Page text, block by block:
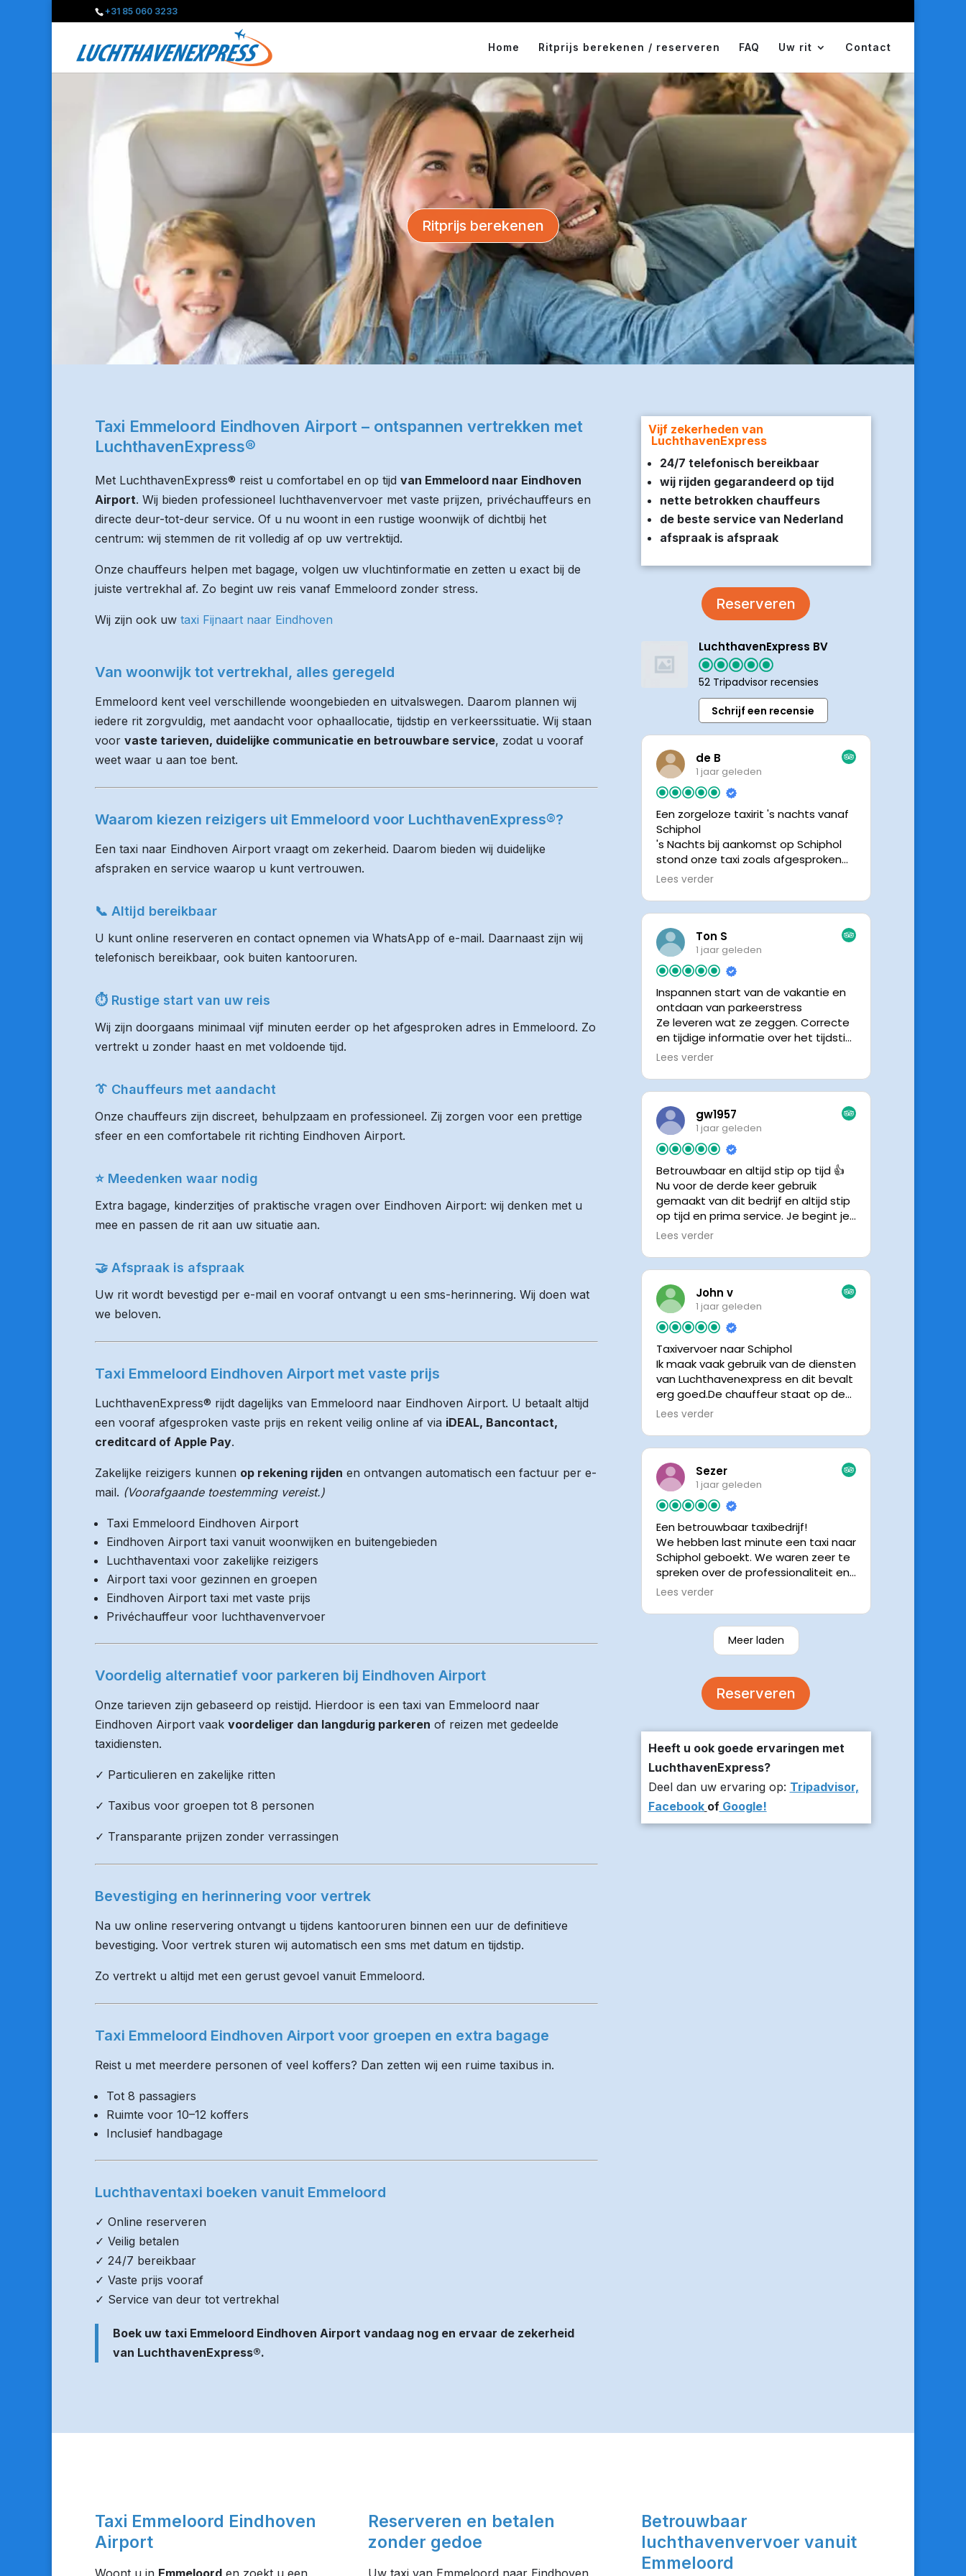
+31 85 060 3233
Home Ritprijs berekenen / reserveren FAQ Uw rit Contact
Ritprijs berekenen
Taxi Emmeloord Eindhoven Airport – ontspannen vertrekken met
LuchthavenExpress®
Met LuchthavenExpress® reist u comfortabel en op tijd van Emmeloord naar Eindhoven
Airport. Wij bieden professioneel luchthavenvervoer met vaste prijzen, privéchauffeurs en
directe deur-tot-deur service. Of u nu woont in een rustige woonwijk of dichtbij het
centrum: wij stemmen de rit volledig af op uw vertrektijd.
Onze chauffeurs helpen met bagage, volgen uw vluchtinformatie en zetten u exact bij de
juiste vertrekhal af. Zo begint uw reis vanaf Emmeloord zonder stress.
Wij zijn ook uw taxi Fijnaart naar Eindhoven
Van woonwijk tot vertrekhal, alles geregeld
Emmeloord kent veel verschillende woongebieden en uitvalswegen. Daarom plannen wij
iedere rit zorgvuldig, met aandacht voor ophaallocatie, tijdstip en verkeerssituatie. Wij staan
voor vaste tarieven, duidelijke communicatie en betrouwbare service, zodat u vooraf
weet waar u aan toe bent.
Waarom kiezen reizigers uit Emmeloord voor LuchthavenExpress®?
Een taxi naar Eindhoven Airport vraagt om zekerheid. Daarom bieden wij duidelijke
afspraken en service waarop u kunt vertrouwen.
📞 Altijd bereikbaar
U kunt online reserveren en contact opnemen via WhatsApp of e-mail. Daarnaast zijn wij
telefonisch bereikbaar, ook buiten kantooruren.
⏱ Rustige start van uw reis
Wij zijn doorgaans minimaal vijf minuten eerder op het afgesproken adres in Emmeloord. Zo
vertrekt u zonder haast en met voldoende tijd.
👔 Chauffeurs met aandacht
Onze chauffeurs zijn discreet, behulpzaam en professioneel. Zij zorgen voor een prettige
sfeer en een comfortabele rit richting Eindhoven Airport.
⭐ Meedenken waar nodig
Extra bagage, kinderzitjes of praktische vragen over Eindhoven Airport: wij denken met u
mee en passen de rit aan uw situatie aan.
🤝 Afspraak is afspraak
Uw rit wordt bevestigd per e-mail en vooraf ontvangt u een sms-herinnering. Wij doen wat
we beloven.
Taxi Emmeloord Eindhoven Airport met vaste prijs
LuchthavenExpress® rijdt dagelijks van Emmeloord naar Eindhoven Airport. U betaalt altijd
een vooraf afgesproken vaste prijs en rekent veilig online af via iDEAL, Bancontact,
creditcard of Apple Pay.
Zakelijke reizigers kunnen op rekening rijden en ontvangen automatisch een factuur per e-
mail. (Voorafgaande toestemming vereist.)
Taxi Emmeloord Eindhoven Airport
Eindhoven Airport taxi vanuit woonwijken en buitengebieden
Luchthaventaxi voor zakelijke reizigers
Airport taxi voor gezinnen en groepen
Eindhoven Airport taxi met vaste prijs
Privéchauffeur voor luchthavenvervoer
Voordelig alternatief voor parkeren bij Eindhoven Airport
Onze tarieven zijn gebaseerd op reistijd. Hierdoor is een taxi van Emmeloord naar
Eindhoven Airport vaak voordeliger dan langdurig parkeren of reizen met gedeelde
taxidiensten.
✓ Particulieren en zakelijke ritten
✓ Taxibus voor groepen tot 8 personen
✓ Transparante prijzen zonder verrassingen
Bevestiging en herinnering voor vertrek
Na uw online reservering ontvangt u tijdens kantooruren binnen een uur de definitieve
bevestiging. Voor vertrek sturen wij automatisch een sms met datum en tijdstip.
Zo vertrekt u altijd met een gerust gevoel vanuit Emmeloord.
Taxi Emmeloord Eindhoven Airport voor groepen en extra bagage
Reist u met meerdere personen of veel koffers? Dan zetten wij een ruime taxibus in.
Tot 8 passagiers
Ruimte voor 10–12 koffers
Inclusief handbagage
Luchthaventaxi boeken vanuit Emmeloord
✓ Online reserveren
✓ Veilig betalen
✓ 24/7 bereikbaar
✓ Vaste prijs vooraf
✓ Service van deur tot vertrekhal
Boek uw taxi Emmeloord Eindhoven Airport vandaag nog en ervaar de zekerheid
van LuchthavenExpress®.
Vijf zekerheden van
LuchthavenExpress
24/7 telefonisch bereikbaar
wij rijden gegarandeerd op tijd
nette betrokken chauffeurs
de beste service van Nederland
afspraak is afspraak
Reserveren
LuchthavenExpress BV
52 Tripadvisor recensies
Schrijf een recensie
de B
1 jaar geleden
Een zorgeloze taxirit 's nachts vanaf
Schiphol
's Nachts bij aankomst op Schiphol
stond onze taxi zoals afgesproken
keurig te wachten. Dankzij de goede
chauffeur wisten we precies waar de
chauffeur, met een prachtige auto
was het een comfortabele rit. Graag
tot de volgende de keer.
Lees verder
Ton S
1 jaar geleden
Inspannen start van de vakantie en
ontdaan van parkeerstress
Ze leveren wat ze zeggen. Correcte
en tijdige informatie over het tijdstip
van ophalen. Voldeed ook nu weer
Lees verder
gw1957
1 jaar geleden
Betrouwbaar en altijd stip op tijd 👍
Nu voor de derde keer gebruik
gemaakt van dit bedrijf en altijd stip
op tijd en prima service. Je begint je
vakantie zonder zorgen iig. 👍👍
Lees verder
John v
1 jaar geleden
Taxivervoer naar Schiphol
Ik maak vaak gebruik van de diensten
van Luchthavenexpress en dit bevalt
erg goed.De chauffeur staat op de
afgesproken tijd klaar om je op te
neemt de chauffeur direct contact
staat.Altijd nette chauffeurs, en in
mijn geval is het voordeliger dan
parkeren op P3 bij 9 dagen parkeren.
En dan hopen dat je auto geen
schade heeft ivm de krappe
parkeervakken. Ik beveel
Luchthavenexpress dan ook zeker
aan.
Lees verder
Sezer
1 jaar geleden
Een betrouwbaar taxibedrijf!
We hebben last minute een taxi naar
Schiphol geboekt. We waren zeer te
spreken over de professionaliteit en
vriendelijkheid van luchthavenexpres!
verzekerde om er op tijd te zijn en
stuurde z’n live locatie een paar
minuten voor aanvang bij ons thuis.
volgende keer zou ik weer hier
Lees verder
Meer laden
Reserveren
Heeft u ook goede ervaringen met
LuchthavenExpress?
Deel dan uw ervaring op: Tripadvisor,
Facebook ofGoogle!
Taxi Emmeloord Eindhoven
Airport
Woont u in Emmeloord en zoekt u een
Reserveren en betalen
zonder gedoe
Uw taxi van Emmeloord naar Eindhoven
Betrouwbaar
luchthavenvervoer vanuit
Emmeloord